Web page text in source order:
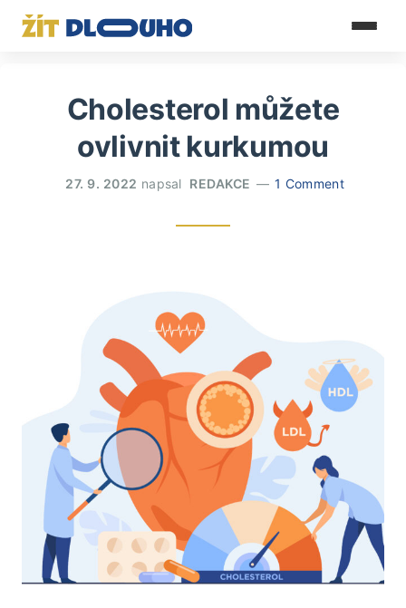
Cholesterol můžete
ovlivnit kurkumou
27. 9. 2022 napsal REDAKCE 1 Comment